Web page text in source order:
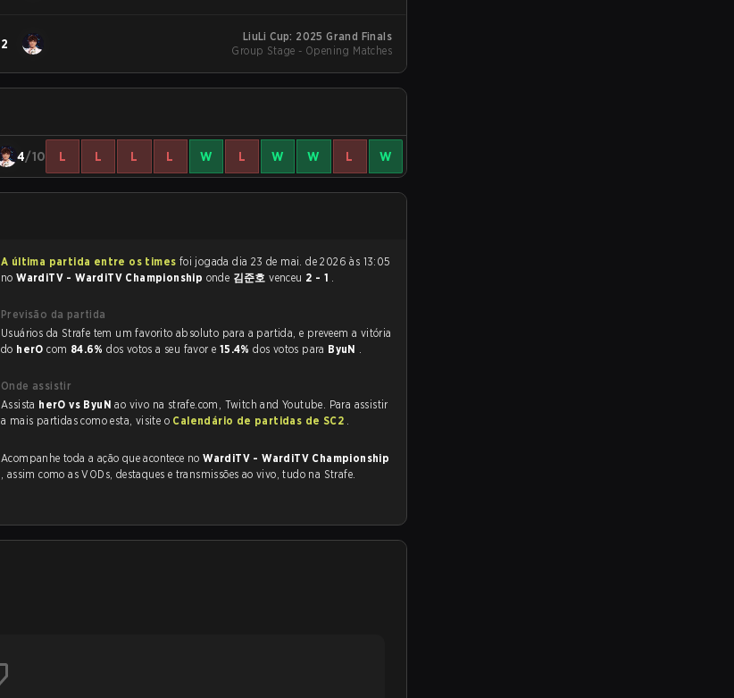
2
LiuLi Cup: 2025 Grand Finals
Group Stage - Opening Matches
4/10 L L L L W L W W L W
A última partida entre os times
noWardiTV - WardiTV Championship onde 김준호venceu 2 - 1 .
Previsão da partida
Usuários da Strafe tem um favorito absoluto para a partida, e preveem a vitória
do herOcom 84.6%dos votos a seu favor e 15.4%dos votos para ByuN .
Onde assistir
Assista herO vs ByuNao vivo na strafe.com, Twitch and Youtube. Para assistir
a mais partidas como esta, visite o Calendário de partidas de SC2 .
Acompanhe toda a ação que acontece noWardiTV - WardiTV Championship
, assim como as VODs, destaques e transmissões ao vivo, tudo na Strafe.